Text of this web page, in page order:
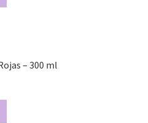
– 300 ml